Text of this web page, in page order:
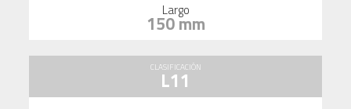
Largo
150 mm
CLASIFICACIÓN
L11